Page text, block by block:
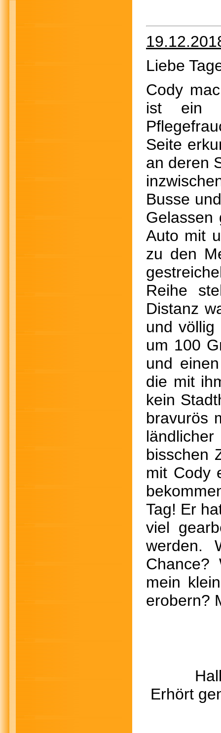
Liebe
Cody
ist ein
Seite
an deren
Busse
Gelassen
Auto mit
zu den
Reihe
Distanz
und
um 100
und
die mit
kein
bravurös
bisschen
mit Cody
Tag! Er
viel
werden.
Chance?
mein
erobern?
Hallo
Erhört